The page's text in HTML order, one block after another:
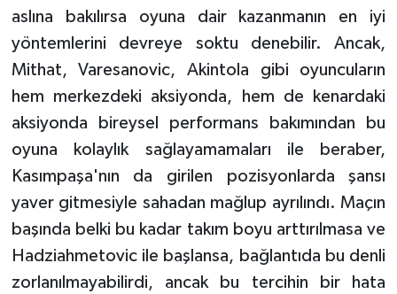
aslına bakılırsa oyuna dair kazanmanın en iyi
yöntemlerini devreye soktu denebilir. Ancak,
Mithat, Varesanovic, Akintola gibi oyuncuların
hem merkezdeki aksiyonda, hem de kenardaki
aksiyonda bireysel performans bakımından bu
oyuna kolaylık sağlayamamaları ile beraber,
Kasımpaşa'nın da girilen pozisyonlarda şansı
yaver gitmesiyle sahadan mağlup ayrılındı. Maçın
başında belki bu kadar takım boyu arttırılmasa ve
Hadziahmetovic ile başlansa, bağlantıda bu denli
zorlanılmayabilirdi, ancak bu tercihin bir hata